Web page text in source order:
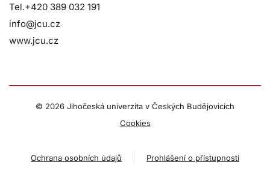
Tel.+420 389 032 191
info@jcu.cz
www.jcu.cz
© 2026 Jihočeská univerzita v Českých Budějovicích
Cookies
Ochrana osobních údajů Prohlášení o přístupnosti